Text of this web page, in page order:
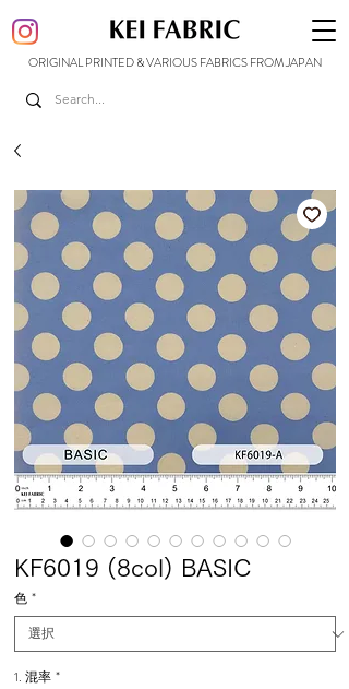
ORIGINAL PRINTED & VARIOUS FABRICS FROM JAPAN
KF6019 (8col) BASIC
色 *
1. 混率 *